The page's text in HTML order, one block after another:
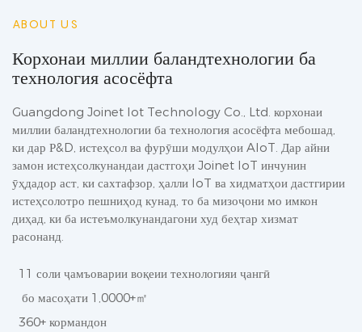
ABOUT US
Корхонаи миллии баландтехнологии ба
технология асосёфта
Guangdong Joinet Iot Technology Co., Ltd. корхонаи
миллии баландтехнологии ба технология асосёфта мебошад,
ки дар Р&D, истеҳсол ва фурӯши модулҳои AIoT. Дар айни
замон истеҳсолкунандаи дастгоҳи Joinet IoT инчунин
ӯҳдадор аст, ки сахтафзор, ҳалли IoT ва хидматҳои дастгирии
истеҳсолотро пешниҳод кунад, то ба мизоҷони мо имкон
диҳад, ки ба истеъмолкунандагони худ беҳтар хизмат
расонанд.
11 соли ҷамъоварии воқеии технологияи ҷангӣ
бо масоҳати 1,0000+㎡
360+ кормандон